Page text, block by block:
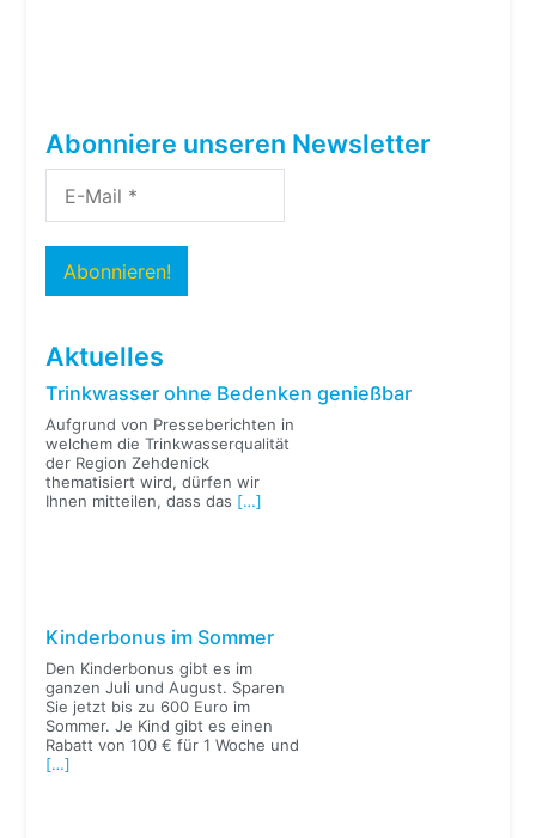
Abonniere unseren Newsletter
Aktuelles
Trinkwasser ohne Bedenken genießbar
Aufgrund von Presseberichten in
welchem die Trinkwasserqualität
der Region Zehdenick
thematisiert wird, dürfen wir
Ihnen mitteilen, dass das […]
Kinderbonus im Sommer
Den Kinderbonus gibt es im
ganzen Juli und August. Sparen
Sie jetzt bis zu 600 Euro im
Sommer. Je Kind gibt es einen
Rabatt von 100 € für 1 Woche und
[…]